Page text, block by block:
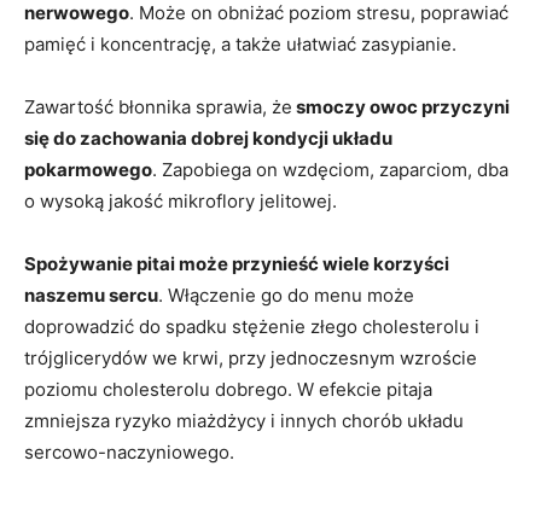
nerwowego. Może on obniżać poziom stresu, poprawiać
pamięć i koncentrację, a także ułatwiać zasypianie.
Zawartość błonnika sprawia, że smoczy owoc przyczyni
się do zachowania dobrej kondycji układu
pokarmowego. Zapobiega on wzdęciom, zaparciom, dba
o wysoką jakość mikroflory jelitowej.
Spożywanie pitai może przynieść wiele korzyści
naszemu sercu. Włączenie go do menu może
doprowadzić do spadku stężenie złego cholesterolu i
trójglicerydów we krwi, przy jednoczesnym wzroście
poziomu cholesterolu dobrego. W efekcie pitaja
zmniejsza ryzyko miażdżycy i innych chorób układu
sercowo-naczyniowego.